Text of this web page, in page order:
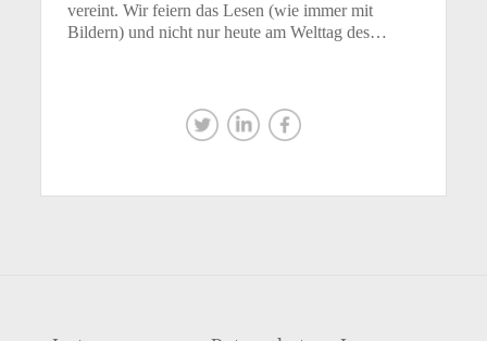
vereint. Wir feiern das Lesen (wie immer mit
Bildern) und nicht nur heute am Welttag des…